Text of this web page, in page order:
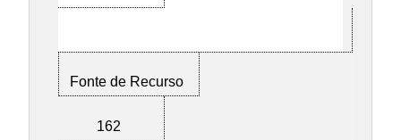
Fonte de Recurso
162